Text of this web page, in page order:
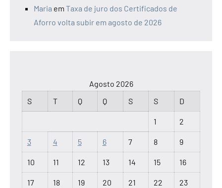
Maria em Taxa de juro dos Certificados de
Aforro volta subir em agosto de 2026
Agosto 2026
S
T Q Q S S D
1 2
3 4 5 6 7 8 9
10 11 12 13 14 15 16
17 18 19 20 21 22 23